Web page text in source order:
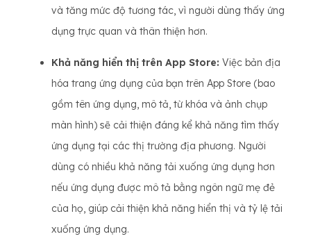
và tăng mức độ tương tác, vì người dùng thấy ứng
dụng trực quan và thân thiện hơn.
Khả năng hiển thị trên App Store: Việc bản địa
hóa trang ứng dụng của bạn trên App Store (bao
gồm tên ứng dụng, mô tả, từ khóa và ảnh chụp
màn hình) sẽ cải thiện đáng kể khả năng tìm thấy
ứng dụng tại các thị trường địa phương. Người
dùng có nhiều khả năng tải xuống ứng dụng hơn
nếu ứng dụng được mô tả bằng ngôn ngữ mẹ đẻ
của họ, giúp cải thiện khả năng hiển thị và tỷ lệ tải
xuống ứng dụng.